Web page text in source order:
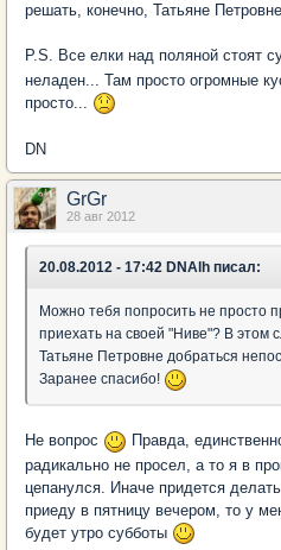
решать, конечно, Татьяне
P.S. Все елки над поляной стоят
неладен... Там просто огромные
просто...
DN
GrGr
28 авг 2012
20.08.2012 - 17:42 DNAlh писал:
Можно тебя попросить не просто
приехать на своей "Ниве"? В этом
Татьяне Петровне добраться
Заранее спасибо!
Не вопрос
Правда,
радикально не просел, а то я в
цепанулся. Иначе придется
приеду в пятницу вечером, то у
будет утро субботы